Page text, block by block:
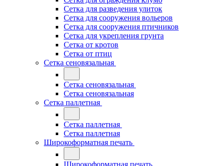
Сетка для разведения улиток
Сетка для сооружения вольеров
Сетка для сооружения птичников
Сетка для укрепления грунта
Сетка от кротов
Сетка от птиц
Сетка сеновязальная
Сетка сеновязальная
Сетка сеновязальная
Сетка паллетная
Сетка паллетная
Сетка паллетная
Широкоформатная печать
Широкоформатная печать